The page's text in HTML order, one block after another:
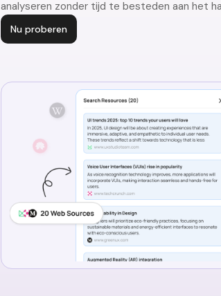
analyseren zonder tijd te besteden aan het
Nu proberen